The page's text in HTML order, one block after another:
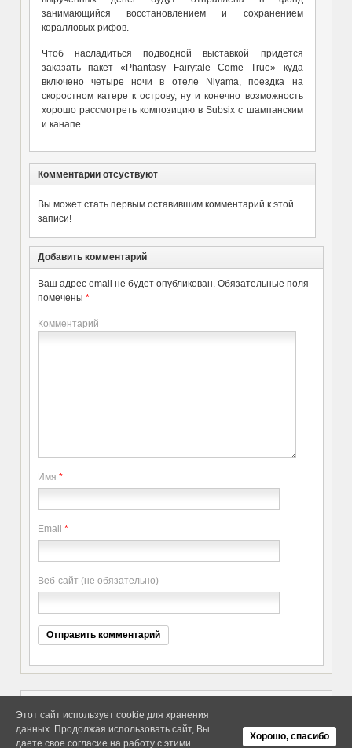
занимающийся восстановлением и сохранением
коралловых рифов.
Чтоб насладиться подводной выставкой придется
заказать пакет «Phantasy Fairytale Come True» куда
включено четыре ночи в отеле Niyama, поездка на
скоростном катере к острову, ну и конечно возможность
хорошо рассмотреть композицию в Subsix с шампанским
и канапе.
Комментарии отсуствуют
Вы может стать первым оставившим комментарий к этой
записи!
Добавить комментарий
Ваш адрес email не будет опубликован. Обязательные поля
помечены *
Комментарий
Имя *
Email *
Веб-сайт (не обязательно)
Об Arras WordPress Theme
Copyright elitethings. All Rights
Reserved.
Этот сайт использует cookie для хранения
данных. Продолжая использовать сайт, Вы
даете свое согласие на работу с этими
Хорошо, спасибо